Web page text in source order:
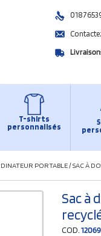
T-shirts
personnalisés
PORTABLE/SAC À
Sac à
COD.